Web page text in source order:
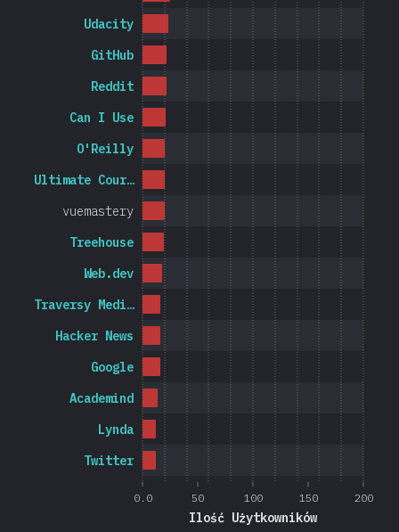
0.0 50 100 150 200
Ilość Użytkowników
Twitter
Lynda
Academind
Google
Hacker News
Traversy Medi…
Web.dev
Treehouse
vuemastery
Ultimate Cour…
O'Reilly
Can I Use
Reddit
GitHub
Udacity